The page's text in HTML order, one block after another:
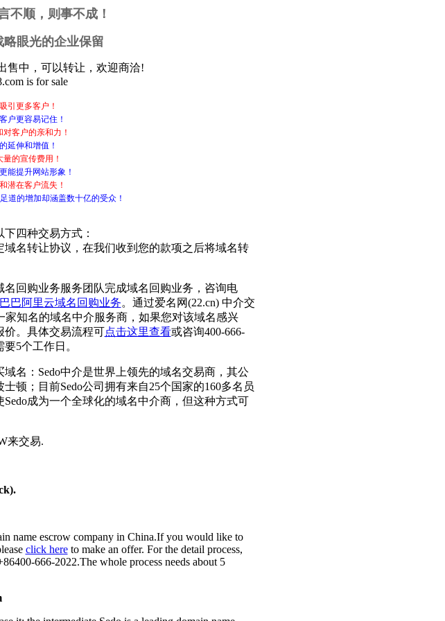
不顺，则事不成！
眼光的企业保留
售中，可以转让，欢迎商洽!
is for sale
引更多客户！
户更容易记住！
客户的亲和力！
延伸和增值！
的宣传费用！
能提升网站形象！
潜在客户流失！
道的增加却涵盖数十亿的受众！
四种交易方式：
名转让协议，在我们收到您的款项之后将域名转
名回购业务服务团队完成域名回购业务，咨询电
巴阿里云域名回购业务。通过爱名网(22.cn) 中介交
家知名的域名中介服务商，如果您对该域名感兴
价。具体交易流程可点击这里查看或咨询400-666-
5个工作日。
域名：Sedo中介是世界上领先的域名交易商，其公
顿；目前Sedo公司拥有来自25个国家的160多名员
成为一个全球化的域名中介商，但这种方式可
来交易.
name escrow company in China.If you would like to
click hereto make an offer. For the detail process,
666-2022.The whole process needs about 5